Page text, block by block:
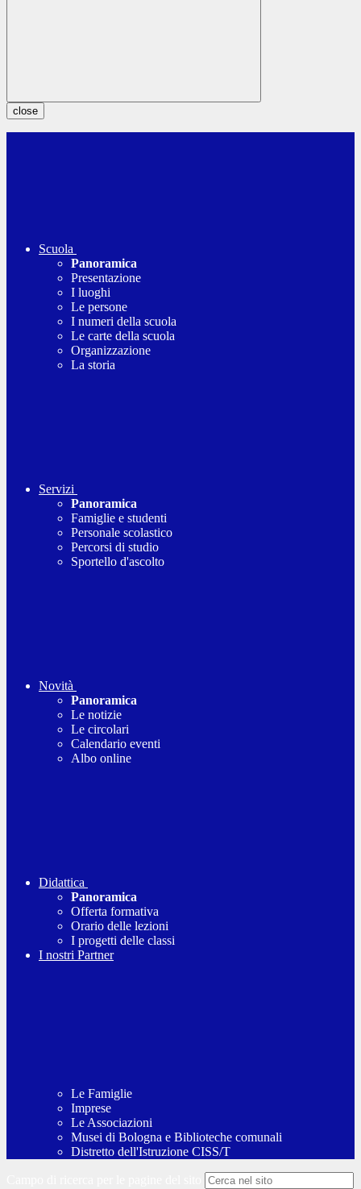
close
Scuola
Panoramica
Presentazione
I luoghi
Le persone
I numeri della scuola
Le carte della scuola
Organizzazione
La storia
Servizi
Panoramica
Famiglie e studenti
Personale scolastico
Percorsi di studio
Sportello d'ascolto
Novità
Panoramica
Le notizie
Le circolari
Calendario eventi
Albo online
Didattica
Panoramica
Offerta formativa
Orario delle lezioni
I progetti delle classi
I nostri Partner
Le Famiglie
Imprese
Le Associazioni
Musei di Bologna e Biblioteche comunali
Distretto dell'Istruzione CISS/T